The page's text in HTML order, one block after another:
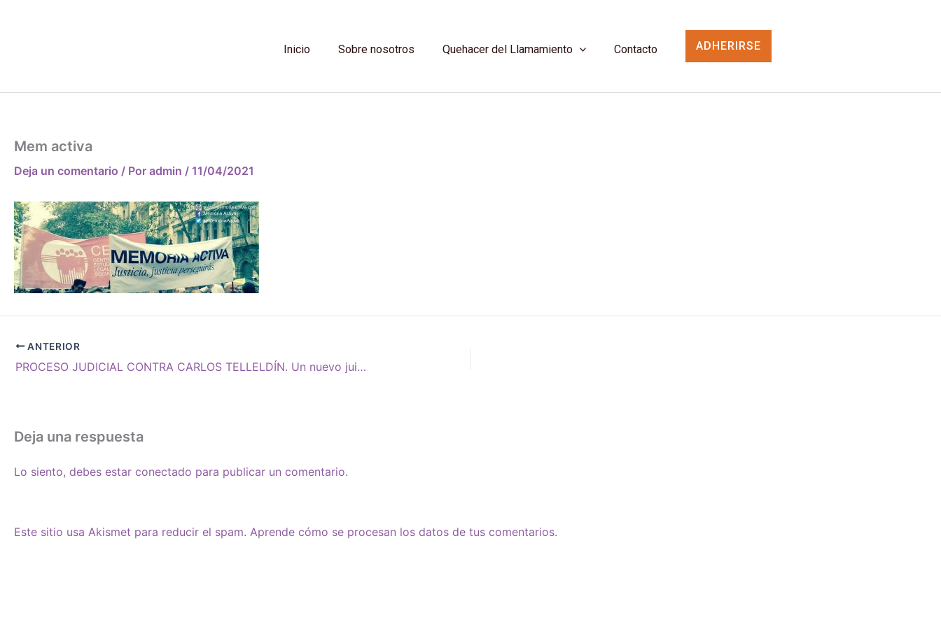
Inicio Sobre nosotros Quehacer del Llamamiento Contacto ADHERIRSE
Mem activa
Deja un comentario / Por admin / 11/04/2021
ANTERIOR
PROCESO JUDICIAL CONTRA CARLOS TELLELDÍN. Un nuevo juicio, la misma impunidad
Deja una respuesta
Lo siento, debes estar conectado para publicar un comentario.
Este sitio usa Akismet para reducir el spam. Aprende cómo se procesan los datos de tus comentarios.